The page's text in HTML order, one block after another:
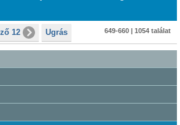
12 Ugrás 649-660 | 1054 találat